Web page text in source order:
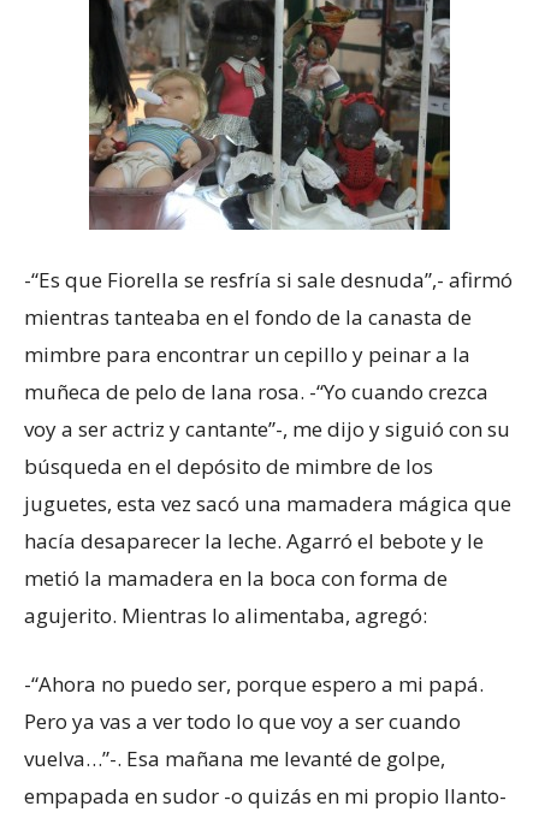
-“Es que Fiorella se resfría si sale desnuda”,- afirmó
mientras tanteaba en el fondo de la canasta de
mimbre para encontrar un cepillo y peinar a la
muñeca de pelo de lana rosa. -“Yo cuando crezca
voy a ser actriz y cantante”-, me dijo y siguió con su
búsqueda en el depósito de mimbre de los
juguetes, esta vez sacó una mamadera mágica que
hacía desaparecer la leche. Agarró el bebote y le
metió la mamadera en la boca con forma de
agujerito. Mientras lo alimentaba, agregó:
-“Ahora no puedo ser, porque espero a mi papá.
Pero ya vas a ver todo lo que voy a ser cuando
vuelva…”-. Esa mañana me levanté de golpe,
empapada en sudor -o quizás en mi propio llanto-